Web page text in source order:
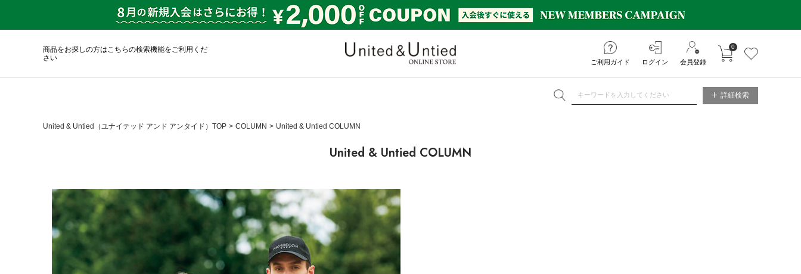
商品をお探しの方はこちらの検索機能をご利用くだ
さい
ご利用ガイド ログイン 会員登録
カートに入れる
0
詳細検索
United & Untied（ユナイテッド アンド アンタイド）TOP COLUMN United & Untied COLUMN
United & Untied COLUMN